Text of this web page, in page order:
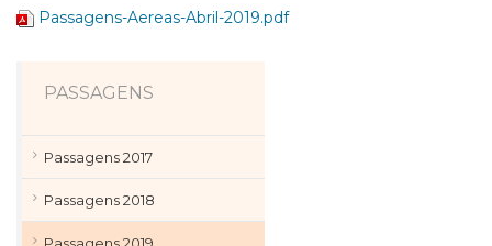
Passagens-Aereas-Abril-2019.pdf
PASSAGENS
Passagens 2017
Passagens 2018